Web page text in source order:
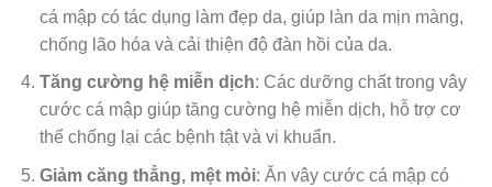
cá mập có tác dụng làm đẹp da, giúp làn da mịn màng,
chống lão hóa và cải thiện độ đàn hồi của da.
Tăng cường hệ miễn dịch: Các dưỡng chất trong vây
cước cá mập giúp tăng cường hệ miễn dịch, hỗ trợ cơ
thể chống lại các bệnh tật và vi khuẩn.
Giảm căng thẳng, mệt mỏi: Ăn vây cước cá mập có